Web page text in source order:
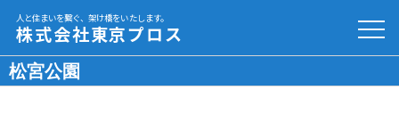
人と住まいを繋ぐ、架け橋をいたします。
株式会社東京プロス
松宮公園